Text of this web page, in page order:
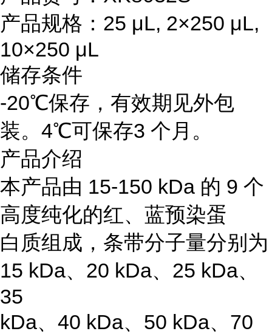
产品规格：25 μL, 2×250 μL,
10×250 μL
储存条件
-20℃保存，有效期见外包
装。4℃可保存3 个月。
产品介绍
本产品由 15-150 kDa 的 9 个
高度纯化的红、蓝预染蛋
白质组成，条带分子量分别为
15 kDa、20 kDa、25 kDa、
35
kDa、40 kDa、50 kDa、70